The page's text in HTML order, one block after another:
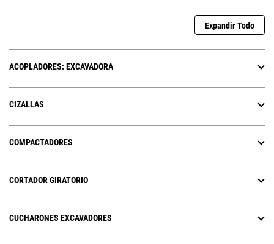
Expandir Todo
ACOPLADORES: EXCAVADORA
CIZALLAS
COMPACTADORES
CORTADOR GIRATORIO
CUCHARONES EXCAVADORES